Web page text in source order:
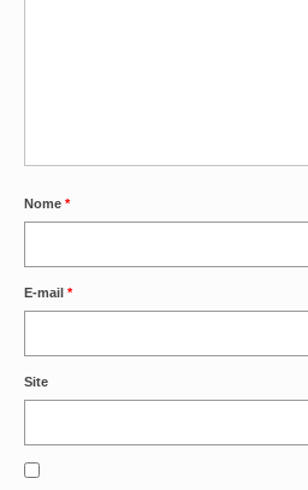
Nome *
E-mail *
Site